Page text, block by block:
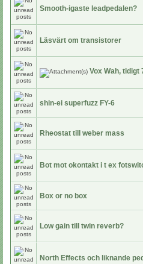
Smooth-igaste leadpedalen?
Läsvärt om transistorer
Vox Wah, tidigt
shin-ei superfuzz FY-6
Rheostat till weber mass
Bot mot okontakt i t ex
Box or no box
Low gain till twin reverb?
North Effects och liknande